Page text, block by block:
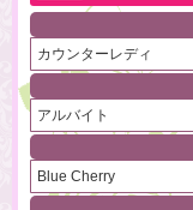
カウンターレディ
アルバイト
Blue Cherry